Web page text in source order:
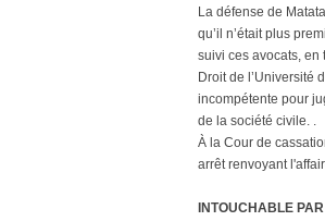
La défense de
qu’il n’était plus
suivi ces avocats,
Droit de l’Université
incompétente pour
de la société civile. .
À la Cour de
arrêt renvoyant
INTOUCHABLE